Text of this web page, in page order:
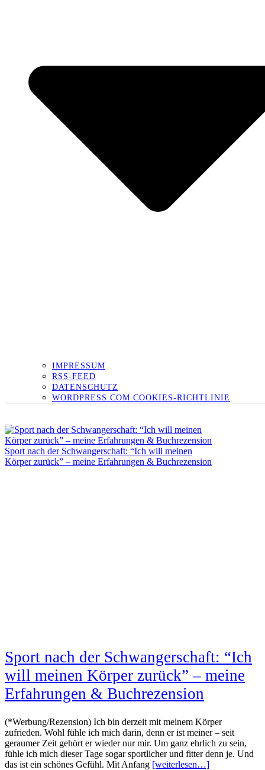
IMPRESSUM
RSS-FEED
DATENSCHUTZ
WORDPRESS.COM COOKIES-RICHTLINIE
Sport nach der Schwangerschaft: “Ich will meinen
Körper zurück” – meine Erfahrungen & Buchrezension
Sport nach der Schwangerschaft: “Ich
will meinen Körper zurück” – meine
Erfahrungen & Buchrezension
(*Werbung/Rezension) Ich bin derzeit mit meinem Körper
zufrieden. Wohl fühle ich mich darin, denn er ist meiner – seit
geraumer Zeit gehört er wieder nur mir. Um ganz ehrlich zu sein,
fühle ich mich dieser Tage sogar sportlicher und fitter denn je. Und
das ist ein schönes Gefühl. Mit Anfang [weiterlesen…]